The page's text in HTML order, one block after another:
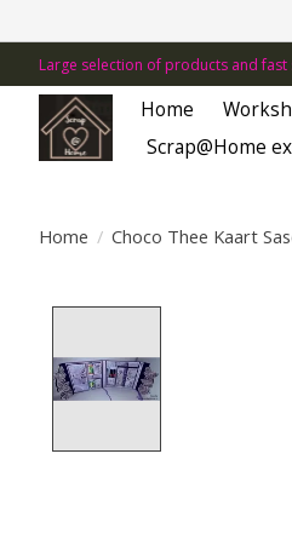
Large selection of products and fast
Home
Scrap@Home
Home / Choco Thee Kaart